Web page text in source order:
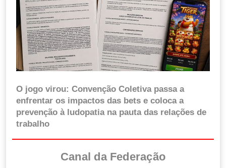
O jogo virou: Convenção Coletiva passa a
enfrentar os impactos das bets e coloca a
prevenção à ludopatia na pauta das relações de
trabalho
Canal da Federação